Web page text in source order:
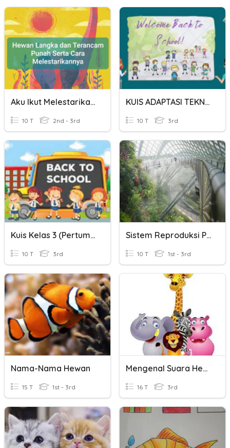
Aku Ikut Melestarikan Hewan
10 T 2nd - 3rd
KUIS ADAPTASI TEKNOLOGI KELAS 3
10 T 3rd
Kuis Kelas 3 (pertumbuhan Hewan )
10 T 3rd
Sistem Reproduksi Pada Tumbuhan Dan Hewan
10 T 1st - 3rd
Nama-Nama Hewan
15 T 1st - 3rd
Mengenal Suara Hewan
16 T 3rd